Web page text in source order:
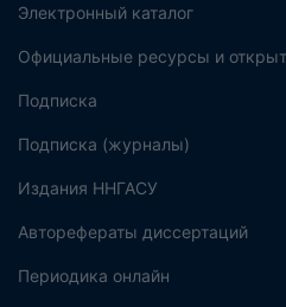
Электронный каталог
Официальные ресурсы и
Подписка
Подписка (журналы)
Издания ННГАСУ
Авторефераты диссертаций
Периодика онлайн